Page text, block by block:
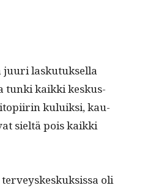
juuri lasku­tuk­sel­la
tun­ki kaik­ki keskus­
kuluik­si, kau­
sieltä pois kaik­ki
oli